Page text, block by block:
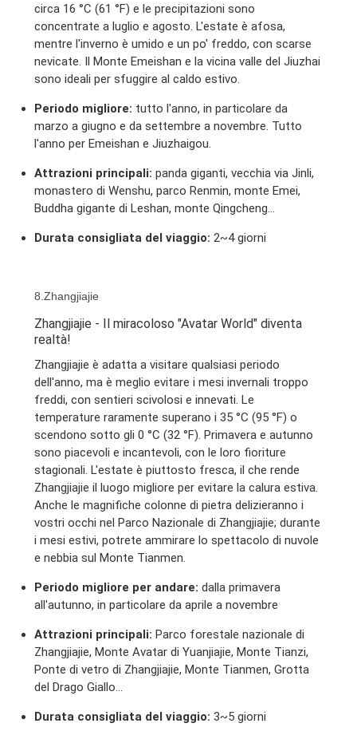
circa 16 °C (61 °F) e le precipitazioni sono
concentrate a luglio e agosto. L'estate è afosa,
mentre l'inverno è umido e un po' freddo, con scarse
nevicate. Il Monte Emeishan e la vicina valle del Jiuzhai
sono ideali per sfuggire al caldo estivo.
Periodo migliore: tutto l'anno, in particolare da
marzo a giugno e da settembre a novembre. Tutto
l'anno per Emeishan e Jiuzhaigou.
Attrazioni principali: panda giganti, vecchia via Jinli,
monastero di Wenshu, parco Renmin, monte Emei,
Buddha gigante di Leshan, monte Qingcheng...
Durata consigliata del viaggio: 2~4 giorni
8.Zhangjiajie
Zhangjiajie - Il miracoloso "Avatar World" diventa
realtà!
Zhangjiajie è adatta a visitare qualsiasi periodo
dell'anno, ma è meglio evitare i mesi invernali troppo
freddi, con sentieri scivolosi e innevati. Le
temperature raramente superano i 35 °C (95 °F) o
scendono sotto gli 0 °C (32 °F). Primavera e autunno
sono piacevoli e incantevoli, con le loro fioriture
stagionali. L'estate è piuttosto fresca, il che rende
Zhangjiajie il luogo migliore per evitare la calura estiva.
Anche le magnifiche colonne di pietra delizieranno i
vostri occhi nel Parco Nazionale di Zhangjiajie; durante
i mesi estivi, potrete ammirare lo spettacolo di nuvole
e nebbia sul Monte Tianmen.
Periodo migliore per andare: dalla primavera
all'autunno, in particolare da aprile a novembre
Attrazioni principali: Parco forestale nazionale di
Zhangjiajie, Monte Avatar di Yuanjiajie, Monte Tianzi,
Ponte di vetro di Zhangjiajie, Monte Tianmen, Grotta
del Drago Giallo...
Durata consigliata del viaggio: 3~5 giorni